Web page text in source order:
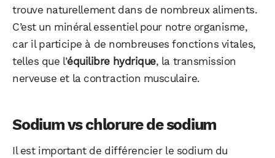
trouve naturellement dans de nombreux aliments.
C’est un minéral essentiel pour notre organisme,
car il participe à de nombreuses fonctions vitales,
telles que l’équilibre hydrique, la transmission
nerveuse et la contraction musculaire.
Sodium vs chlorure de sodium
Il est important de différencier le sodium du